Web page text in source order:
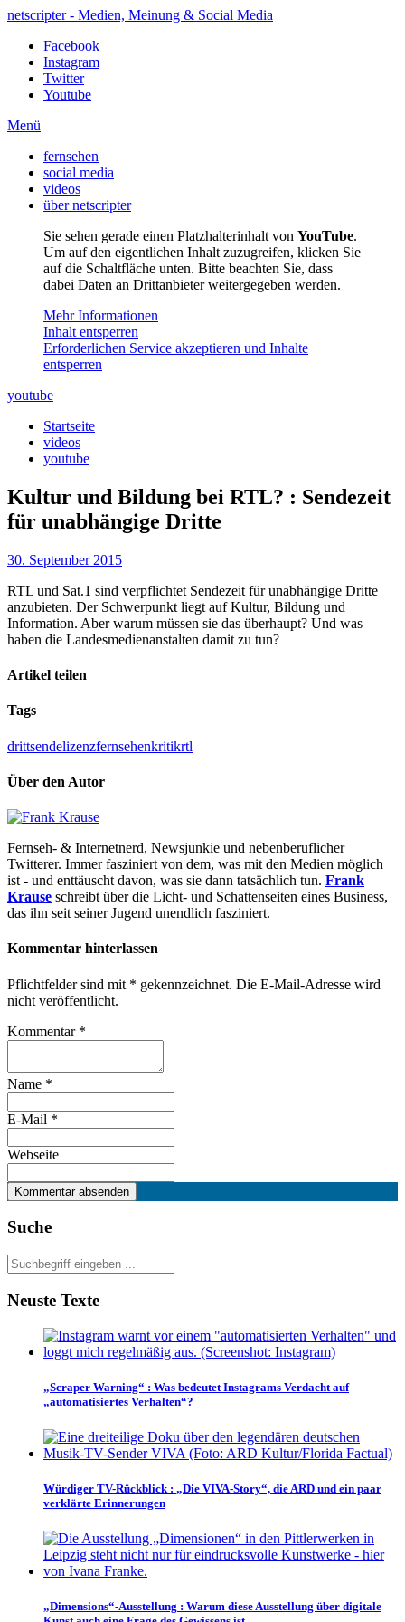
netscripter - Medien, Meinung & Social Media
Facebook
Instagram
Twitter
Youtube
Menü
fernsehen
social media
videos
über netscripter
Sie sehen gerade einen Platzhalterinhalt von YouTube.
Um auf den eigentlichen Inhalt zuzugreifen, klicken Sie
auf die Schaltfläche unten. Bitte beachten Sie, dass
dabei Daten an Drittanbieter weitergegeben werden.
Mehr Informationen
Inhalt entsperren
Erforderlichen Service akzeptieren und Inhalte
entsperren
youtube
Startseite
videos
youtube
Kultur und Bildung bei RTL? : Sendezeit
für unabhängige Dritte
30. September 2015
RTL und Sat.1 sind verpflichtet Sendezeit für unabhängige Dritte
anzubieten. Der Schwerpunkt liegt auf Kultur, Bildung und
Information. Aber warum müssen sie das überhaupt? Und was
haben die Landesmedienanstalten damit zu tun?
Artikel teilen
Tags
drittsendelizenzfernsehenkritikrtl
Über den Autor
Fernseh- & Internetnerd, Newsjunkie und nebenberuflicher
Twitterer. Immer fasziniert von dem, was mit den Medien möglich
ist - und enttäuscht davon, was sie dann tatsächlich tun. Frank
Krause schreibt über die Licht- und Schattenseiten eines Business,
das ihn seit seiner Jugend unendlich fasziniert.
Kommentar hinterlassen
Pflichtfelder sind mit * gekennzeichnet. Die E-Mail-Adresse wird
nicht veröffentlicht.
Kommentar *
Name *
E-Mail *
Webseite
Suche
Neuste Texte
„Scraper Warning“ : Was bedeutet Instagrams Verdacht auf
„automatisiertes Verhalten“?
Würdiger TV-Rückblick : „Die VIVA-Story“, die ARD und ein paar
verklärte Erinnerungen
„Dimensions“-Ausstellung : Warum diese Ausstellung über digitale